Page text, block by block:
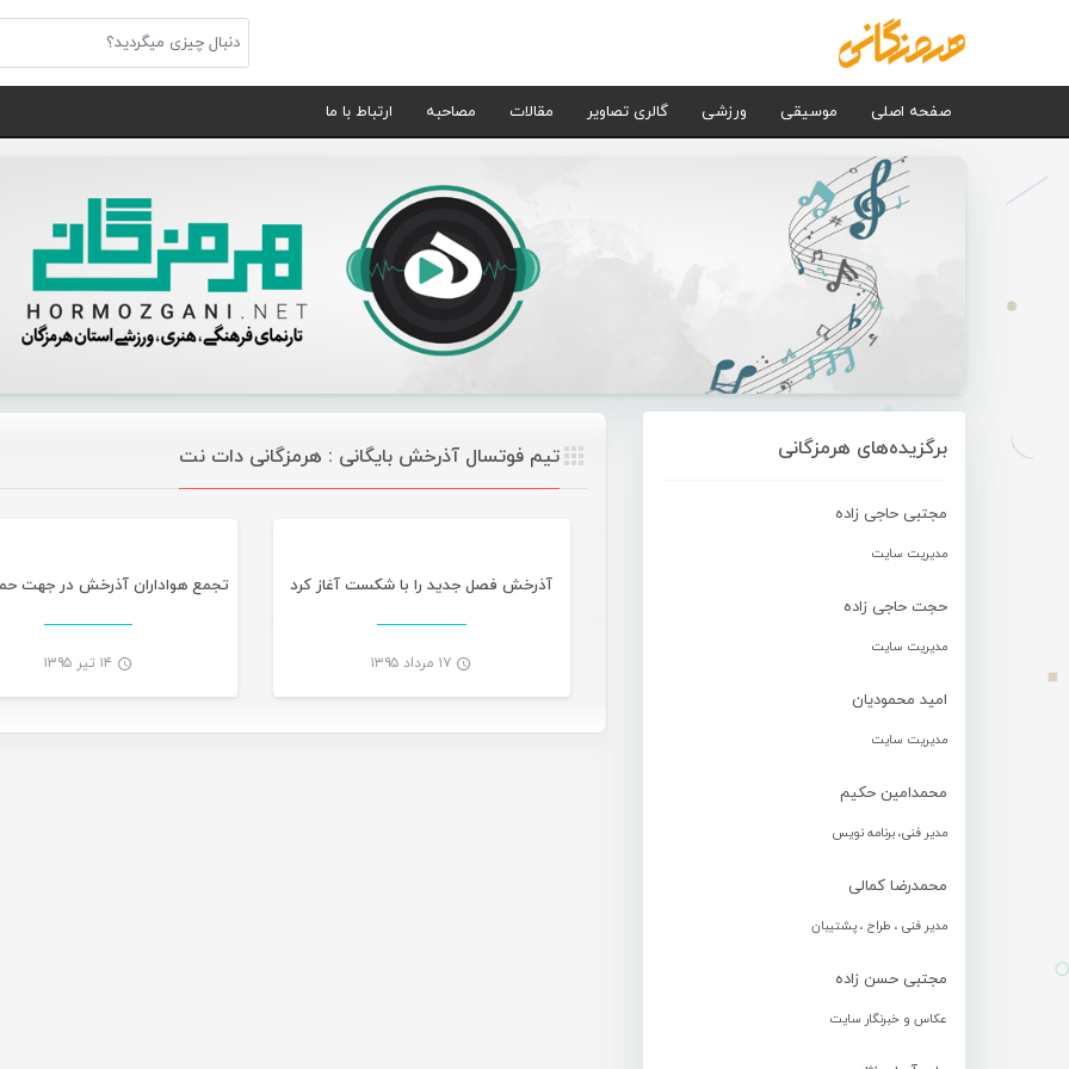
صفحه اصلی موسیقی ورزشی گالری تصاویر مقالات مصاحبه ارتباط با ما
برگزیده‌های هرمزگانی
مجتبی حاجی زاده
مدیریت سایت
حجت حاجی زاده
مدیریت سایت
امید محمودیان
مدیریت سایت
محمدامین حکیم
مدیر فنی، برنامه نویس
محمدرضا کمالی
مدیر فنی ، طراح ، پشتیبان
مجتبی حسن زاده
عکاس و خبرنگار سایت
تیم فوتسال آذرخش بایگانی : هرمزگانی دات نت
آذرخش فصل جدید را با شکست آغاز کرد
۱۷ مرداد ۱۳۹۵ ۱۴ تیر ۱۳۹۵